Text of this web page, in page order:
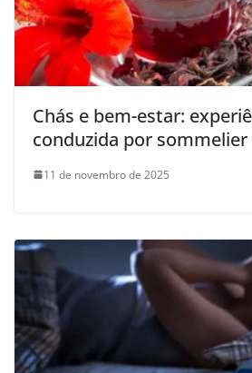
Chás e bem-estar:
conduzida por sommelier
11 de novembro de 2025